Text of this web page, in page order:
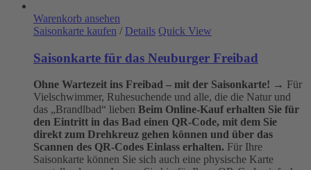
Warenkorb ansehen
Saisonkarte kaufen / Details Quick View
Saisonkarte für das Neuburger Freibad
Ohne Wartezeit ins Freibad – mit der Saisonkarte! → Für
Vielschwimmer, Ruhesuchende und alle, die die Natur und
das „Brandlbad“ lieben Beim Online-Kauf erhalten Sie für
den Eintritt in das Bad einen QR-Code, mit dem Sie
direkt zum Drehkreuz gehen können und über das
Scannen des QR-Codes Einlass erhalten. Für Ihre
Saisonkarte können Sie sich auch eine physische Karte